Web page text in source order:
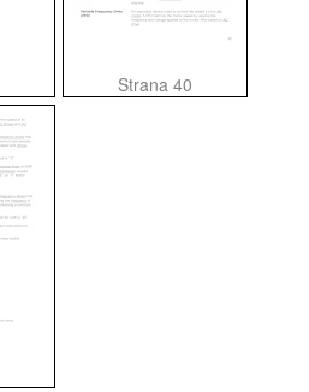
Strana 40